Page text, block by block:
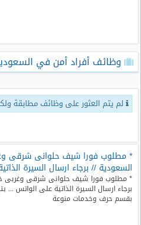
تصفح
الوظائف
وظائف
اليوم
السعودية
اليوم
وظائف
مصر
اليوم
وظائف أفراد أمن في
لم يتم العثور على وظائف مطابقة
* مطلوب فورا شيف حلوانى شرقى
السعودية // برجاء ارسال السيرة
* مطلوب فورا شيف حلوانى شرقى وغربى
برجاء ارسال السيرة الذاتية على الواتس
بقسم حرف وخدمات منوعة